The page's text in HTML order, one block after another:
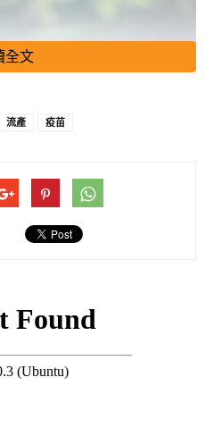
復必泰疫苗後流產，2人分別到
懷孕20多周。而其中一名孕婦
後因下體出血而到瑪麗醫院求
全文
流產 疫苗